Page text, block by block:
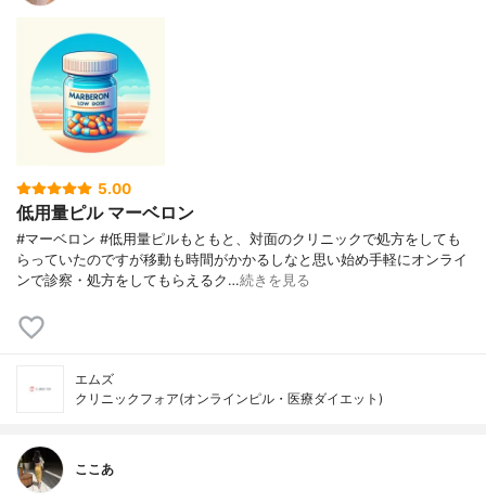
5.00
低用量ピル マーベロン
#マーベロン #低用量ピルもともと、対面のクリニックで処方をしても
らっていたのですが移動も時間がかかるしなと思い始め手軽にオンライ
ンで診察・処方をしてもらえるク…続きを見る
エムズ
クリニックフォア(オンラインピル・医療ダイエット)
ここあ